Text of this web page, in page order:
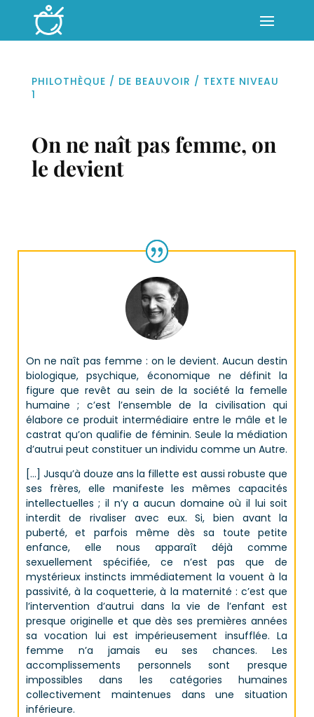
PHILOTHÈQUE / DE BEAUVOIR / TEXTE NIVEAU
1
On ne naît pas femme, on
le devient
On ne naît pas femme : on le devient. Aucun destin
biologique, psychique, économique ne définit la
figure que revêt au sein de la société la femelle
humaine ; c’est l’ensemble de la civilisation qui
élabore ce produit intermédiaire entre le mâle et le
castrat qu’on qualifie de féminin. Seule la médiation
d’autrui peut constituer un individu comme un Autre.
[…] Jusqu’à douze ans la fillette est aussi robuste que
ses frères, elle manifeste les mêmes capacités
intellectuelles ; il n’y a aucun domaine où il lui soit
interdit de rivaliser avec eux. Si, bien avant la
puberté, et parfois même dès sa toute petite
enfance, elle nous apparaît déjà comme
sexuellement spécifiée, ce n’est pas que de
mystérieux instincts immédiatement la vouent à la
passivité, à la coquetterie, à la maternité : c’est que
l’intervention d’autrui dans la vie de l’enfant est
presque originelle et que dès ses premières années
sa vocation lui est impérieusement insufflée. La
femme n’a jamais eu ses chances. Les
accomplissements personnels sont presque
impossibles dans les catégories humaines
collectivement maintenues dans une situation
inférieure.